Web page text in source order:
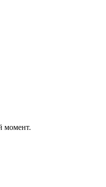
момент.